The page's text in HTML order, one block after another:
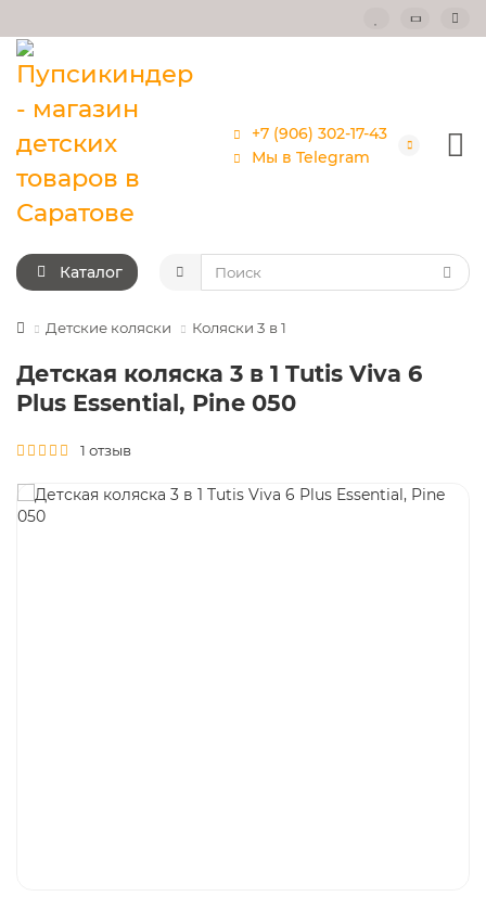
+7 (906) 302-17-43
Мы в Telegram
Каталог
Детские коляски Коляски 3 в 1
Детская коляска 3 в 1 Tutis Viva 6
Plus Essential, Pine 050
1 отзыв